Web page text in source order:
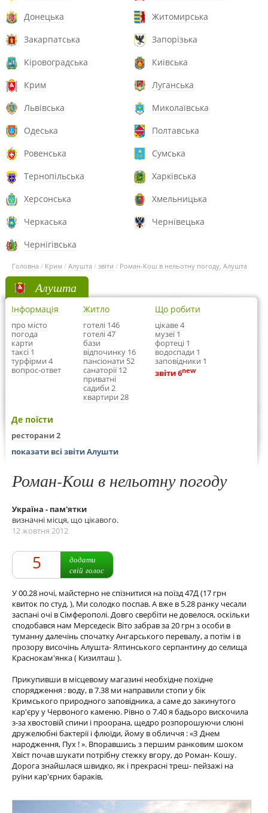
Донецька
Житомирська
Закарпатська
Запорізька
Кіровоградська
Київська
Крим
Луганська
Львівська
Миколаївська
Одеська
Полтавська
Ровенська
Сумська
Тернопільська
Харківська
Херсонська
Хмельницька
Черкаська
Чернівецька
Чернігівська
Головна / Крим / Алушта / звіти / Роман-Кош в нельотну погоду, Алушта
Алушта
Інформація
про місто
погода
карти
таксі 1
турфірми 4
вопрос-ответ
Житло
готелі 146
готелі 47
бази
відпочинку 16
пансіонати 52
санаторії 12
приватні
садиби 2
квартири 28
Що робити
цікаве 4
музеї 1
фортеці 1
водоспади 1
заповідники 1
звіти 6new
Де поїсти
ресторани 2
показати всі звіти Алушти
Роман-Кош в нельотну погоду
Україна - пам'ятки
визначні місця, що цікавого.
12 жовтня 2012
5
додати
свій голос
У 00.28 ночі, майстерно не спізнитися на поїзд 47Д (17 грн
квиток по студ. ), Ми солодко поспав. А вже в 5.28 ранку чесали
заспані очі в Сімферополі. Довго свербіти не довелося, оскільки
сподобався нам Мерседесік Віто забрав за 20 грн з особи в
туманну далечінь спочатку Ангарського перевалу, а потім і в
прозору височінь Алушта- Ялтинського серпантину до селища
Краснокам'янка ( Кизилташ ).
Прикупивши в місцевому магазині необхідне похідне
спорядження : воду, в 7.38 ми направили стопи у бік
Кримського природного заповідника, а саме до закинутого
кар'єру у Червоного каменю. Рівно о 7.40 я бадьоро вискочила
з-за хвостовій спини і проорана, щедро розпорошуючи слюні
дружелюбні бактерії і флюїди, йому в обличчя : «З Днем
народження, Пух ! ». Впоравшись з першим ранковим шоком
Хвіст почав шукати потрібну стежку вгору, до Роман- Кошу.
Дорога знайшлася швидко, як і прекрасні треш- пейзажі на
руїни кар'єрних бараків,